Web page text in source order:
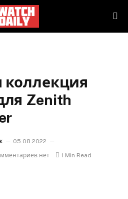
коллекция
Zenith
05.08.2022
нет 1 Min Read